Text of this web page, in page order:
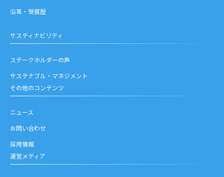
沿革・受賞歴
サスティナビリティ
ステークホルダーの声
サステナブル・マネジメント
その他のコンテンツ
ニュース
お問い合わせ
採用情報
運営メディア